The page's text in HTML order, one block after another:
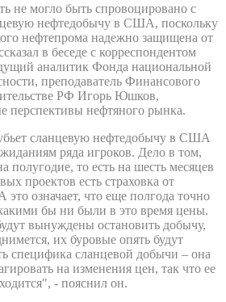
не могло быть спровоцировано с
нефтедобычу в США, поскольку
нефтепрома надежно защищена от
в беседе с корреспондентом
аналитик Фонда национальной
преподаватель Финансового
РФ Игорь Юшков,
перспективы нефтяного рынка.
сланцевую нефтедобычу в США
ряда игроков. Дело в том,
полугодие, то есть на шесть месяцев
проектов есть страховка от
означает, что еще полгода точно
бы ни были в это время цены.
вынуждены остановить добычу,
их буровые опять будут
специфика сланцевой добычи – она
на изменения цен, так что ее
- пояснил он.